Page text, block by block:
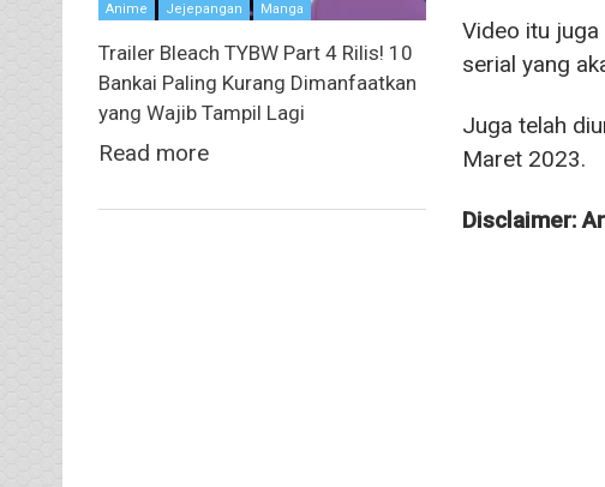
Video itu juga
serial yang
Juga telah
Maret 2023.
Disclaimer:
Anime Jejepangan Manga
Trailer Bleach TYBW Part 4 Rilis! 10
Bankai Paling Kurang Dimanfaatkan
yang Wajib Tampil Lagi
Read more